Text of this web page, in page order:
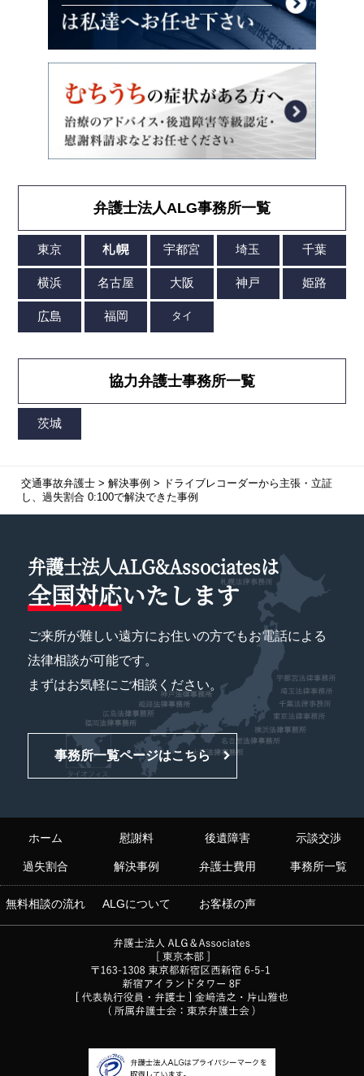
弁護士法人ALG事務所一覧
協力弁護士事務所一覧
交通事故弁護士> 解決事例 > ドライブレコーダーから主張・立証
し、過失割合 0:100で解決できた事例
弁護士法人ALG&Associatesは
全国対応いたします
ご来所が難しい遠方にお住いの方でもお電話による
法律相談が可能です。
まずはお気軽にご相談ください。
事務所一覧ページはこちら
ホーム 慰謝料 後遺障害 示談交渉
過失割合 解決事例 弁護士費用 事務所一覧
無料相談の流れ ALGについて お客様の声